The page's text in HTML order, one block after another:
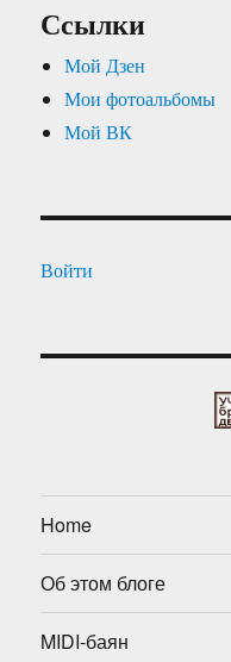
Ссылки
Мой Дзен
Мои фотоальбомы
Мой ВК
Войти
Home
Об этом блоге
MIDI-баян